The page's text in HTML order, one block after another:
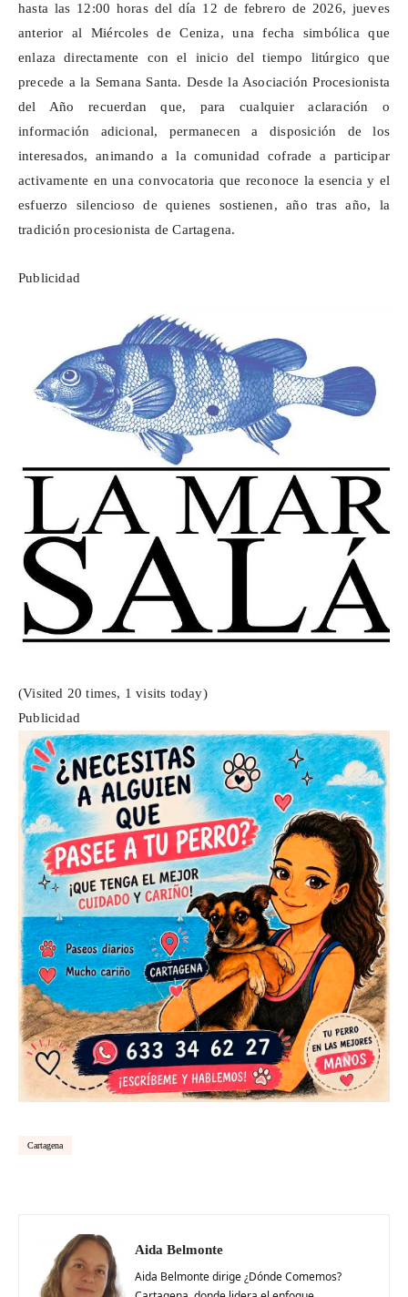
hasta las 12:00 horas del día 12 de febrero de 2026, jueves
anterior al Miércoles de Ceniza, una fecha simbólica que
enlaza directamente con el inicio del tiempo litúrgico que
precede a la Semana Santa. Desde la Asociación Procesionista
del Año recuerdan que, para cualquier aclaración o
información adicional, permanecen a disposición de los
interesados, animando a la comunidad cofrade a participar
activamente en una convocatoria que reconoce la esencia y el
esfuerzo silencioso de quienes sostienen, año tras año, la
tradición procesionista de Cartagena.
Publicidad
(Visited 20 times, 1 visits today)
Publicidad
Cartagena
Aida Belmonte
Aida Belmonte dirige ¿Dónde Comemos?